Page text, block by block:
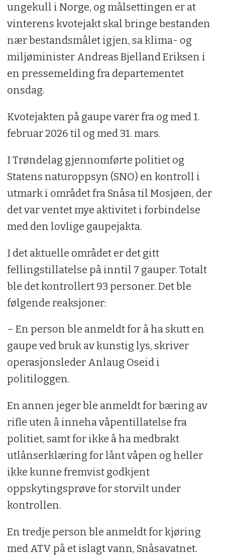
ungekull i Norge, og målsettingen er at
vinterens kvotejakt skal bringe bestanden
nær bestandsmålet igjen, sa klima- og
miljøminister Andreas Bjelland Eriksen i
en pressemelding fra departementet
onsdag.
Kvotejakten på gaupe varer fra og med 1.
februar 2026 til og med 31. mars.
I Trøndelag gjennomførte politiet og
Statens naturoppsyn (SNO) en kontroll i
utmark i området fra Snåsa til Mosjøen, der
det var ventet mye aktivitet i forbindelse
med den lovlige gaupejakta.
I det aktuelle området er det gitt
fellingstillatelse på inntil 7 gauper. Totalt
ble det kontrollert 93 personer. Det ble
følgende reaksjoner:
– En person ble anmeldt for å ha skutt en
gaupe ved bruk av kunstig lys, skriver
operasjonsleder Anlaug Oseid i
politiloggen.
En annen jeger ble anmeldt for bæring av
rifle uten å inneha våpentillatelse fra
politiet, samt for ikke å ha medbrakt
utlånserklæring for lånt våpen og heller
ikke kunne fremvist godkjent
oppskytingsprøve for storvilt under
kontrollen.
En tredje person ble anmeldt for kjøring
med ATV på et islagt vann, Snåsavatnet.